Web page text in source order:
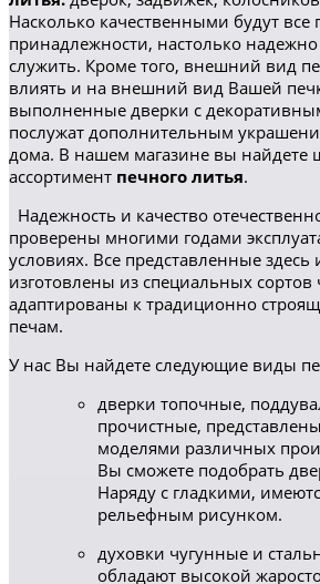
Насколько качественными будут все
принадлежности, настолько
служить. Кроме того, внешний вид
влиять и на внешний вид Вашей
выполненные дверки с
послужат дополнительным
дома. В нашем магазине вы найдете
ассортимент печного литья.
Надежность и качество
проверены многими годами
условиях. Все представленные здесь
изготовлены из специальных сортов
адаптированы к традиционно
печам.
У нас Вы найдете следующие виды
дверки топочные,
прочистные,
моделями различных
Вы сможете подобрать
Наряду с гладкими,
рельефным рисунком.
духовки чугунные и
обладают высокой